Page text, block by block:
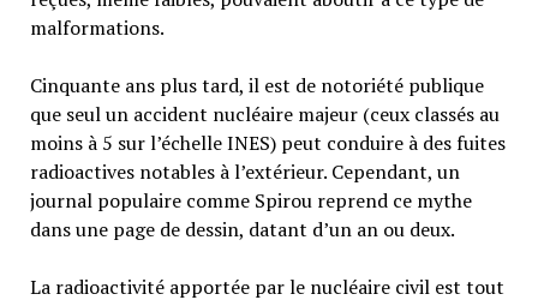
malformations.
Cinquante ans plus tard, il est de notoriété publique
que seul un accident nucléaire majeur (ceux classés au
moins à 5 sur l’échelle INES) peut conduire à des fuites
radioactives notables à l’extérieur. Cependant, un
journal populaire comme Spirou reprend ce mythe
dans une page de dessin, datant d’un an ou deux.
La radioactivité apportée par le nucléaire civil est tout